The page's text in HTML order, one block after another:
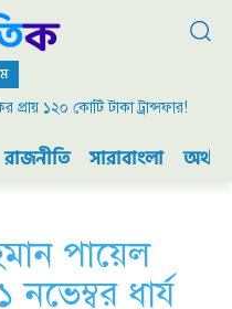
১২০ কোটি টাকা ট্রান্সফার!
রাজনীতি সারাবাংলা
পায়েল
ধার্য